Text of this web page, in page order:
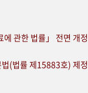
관한 법률」 전면 개정
(법률 제15883호) 제정